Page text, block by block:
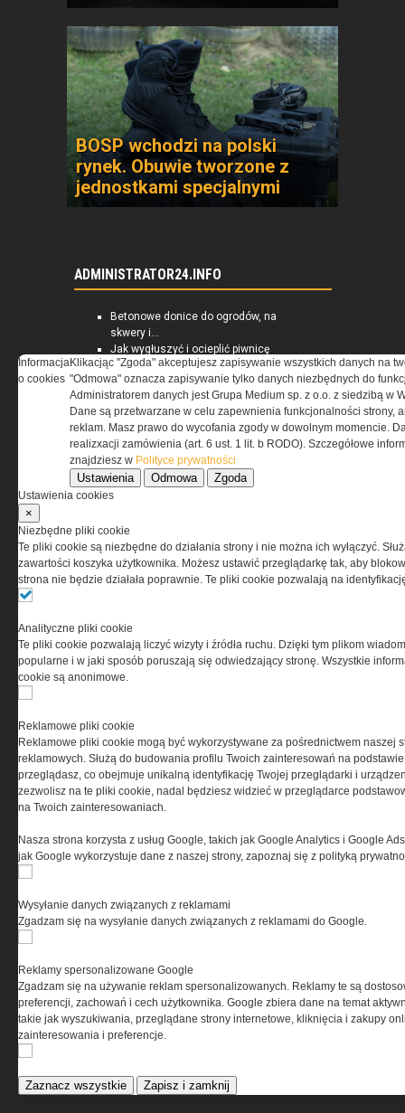
BOSP wchodzi na polski
rynek. Obuwie tworzone z
jednostkami specjalnymi
ADMINISTRATOR24.INFO
Betonowe donice do ogrodów, na
skwery i...
Jak wygłuszyć i ocieplić piwnicę
Rynek nieruchomości
Darmowe ebooki dla zarządców
nieruchomości
EKSPERTBUDOWLANY.PL
Na co zwrócić uwagę przy
Ocieplenie poddasza - czym jest
skuteczna izolacja?
PORADNIK: Sposoby na
energooszczędny i zdrowy dom
IZOLACJE.COM.PL
Kompozyt wapienno-konopny
Materiały termoizolacyjne
przeznaczone do wysokich
temperatur -...
Warunki Techniczne 2021 dla
przegród i złączy budowlanych
RYNEKINSTALACYJNY.PL
wodociągowe – stan prawny
Zapotrzebowanie na moc
użytkowej
Pomieszczenia kotłowni
gazowych
ELEKTRO.INFO
Informacja
o cookies
Klikacjąc "Zgoda" akceptujesz zapisywanie wszystkich danych na
"Odmowa" oznacza zapisywanie tylko danych niezbędnych do
Administratorem danych jest Grupa Medium sp. z o.o. z siedzibą w
Dane są przetwarzane w celu zapewnienia funkcjonalności strony,
reklam. Masz prawo do wycofania zgody w dowolnym momencie.
realizxacji zamówienia (art. 6 ust. 1 lit. b RODO). Szczegółowe
znajdziesz w Polityce prywatności
Ustawienia Odmowa Zgoda
Ustawienia cookies
×
Niezbędne pliki cookie
Te pliki cookie są niezbędne do działania strony i nie można ich wyłączyć.
zawartości koszyka użytkownika. Możesz ustawić przeglądarkę tak, aby
strona nie będzie działała poprawnie. Te pliki cookie pozwalają na
Analityczne pliki cookie
Te pliki cookie pozwalają liczyć wizyty i źródła ruchu. Dzięki tym plikom
popularne i w jaki sposób poruszają się odwiedzający stronę. Wszystkie
cookie są anonimowe.
Reklamowe pliki cookie
Reklamowe pliki cookie mogą być wykorzystywane za pośrednictwem naszej
reklamowych. Służą do budowania profilu Twoich zainteresowań na
przeglądasz, co obejmuje unikalną identyfikację Twojej przeglądarki i
zezwolisz na te pliki cookie, nadal będziesz widzieć w przeglądarce
na Twoich zainteresowaniach.
Nasza strona korzysta z usług Google, takich jak Google Analytics i Google
jak Google wykorzystuje dane z naszej strony, zapoznaj się z polityką
Wysyłanie danych związanych z reklamami
Zgadzam się na wysyłanie danych związanych z reklamami do Google.
Reklamy spersonalizowane Google
Zgadzam się na używanie reklam spersonalizowanych. Reklamy te są
preferencji, zachowań i cech użytkownika. Google zbiera dane na temat
takie jak wyszukiwania, przeglądane strony internetowe, kliknięcia i zakupy
zainteresowania i preferencje.
Zaznacz wszystkie Zapisz i zamknij